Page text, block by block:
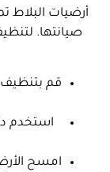
أرضيات البلاط
صيانتها.
قم
استخدم
امسح